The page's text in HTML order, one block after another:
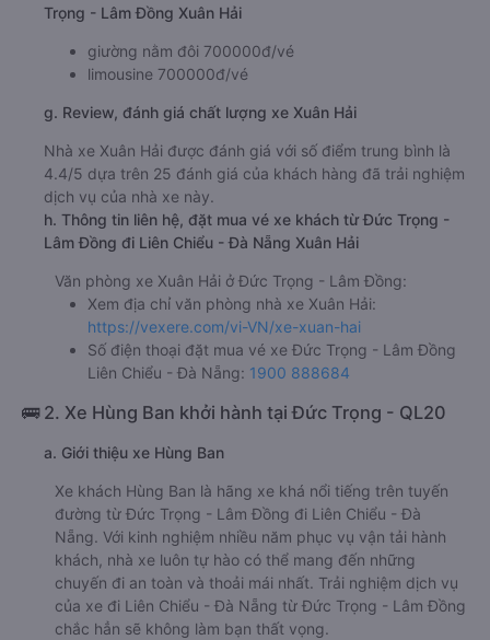
Trọng - Lâm Đồng Xuân Hải
giường nằm đôi 700000đ/vé
limousine 700000đ/vé
g. Review, đánh giá chất lượng xe Xuân Hải
Nhà xe Xuân Hải được đánh giá với số điểm trung bình là
4.4/5 dựa trên 25 đánh giá của khách hàng đã trải nghiệm
dịch vụ của nhà xe này.
h. Thông tin liên hệ, đặt mua vé xe khách từ Đức Trọng -
Lâm Đồng đi Liên Chiểu - Đà Nẵng Xuân Hải
Văn phòng xe Xuân Hải ở Đức Trọng - Lâm Đồng:
Xem địa chỉ văn phòng nhà xe Xuân Hải:
https://vexere.com/vi-VN/xe-xuan-hai
Số điện thoại đặt mua vé xe Đức Trọng - Lâm Đồng
Liên Chiểu - Đà Nẵng: 1900 888684
🚌 2. Xe Hùng Ban khởi hành tại Đức Trọng - QL20
a. Giới thiệu xe Hùng Ban
Xe khách Hùng Ban là hãng xe khá nổi tiếng trên tuyến
đường từ Đức Trọng - Lâm Đồng đi Liên Chiểu - Đà
Nẵng. Với kinh nghiệm nhiều năm phục vụ vận tải hành
khách, nhà xe luôn tự hào có thể mang đến những
chuyến đi an toàn và thoải mái nhất. Trải nghiệm dịch vụ
của xe đi Liên Chiểu - Đà Nẵng từ Đức Trọng - Lâm Đồng
chắc hẳn sẽ không làm bạn thất vọng.